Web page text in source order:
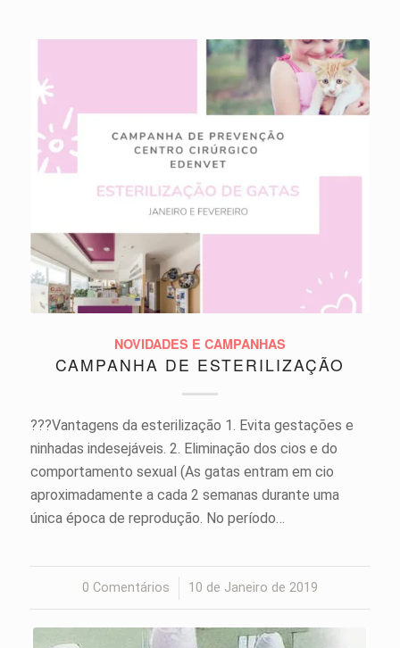
NOVIDADES E CAMPANHAS
CAMPANHA DE ESTERILIZAÇÃO
???Vantagens da esterilização 1. Evita gestações e
ninhadas indesejáveis. 2. Eliminação dos cios e do
comportamento sexual (As gatas entram em cio
aproximadamente a cada 2 semanas durante uma
única época de reprodução. No período…
0 Comentários
/ 10 de Janeiro de 2019